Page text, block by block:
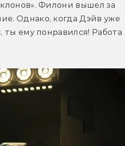
Филони вышел за
Однако, когда Дэйв уже
ты ему понравился! Работа